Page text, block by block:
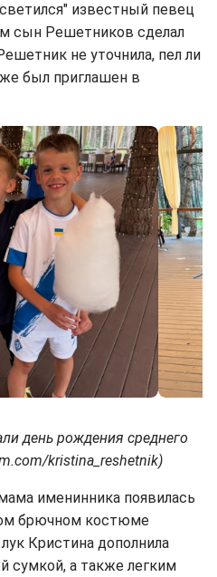
известный певец
сын Решетников сделал
не уточнила, пел ли
был приглашен в
день рождения среднего
kristina_reshetnik)
именинника появилась
брючном костюме
Кристина дополнила
сумкой, а также легким